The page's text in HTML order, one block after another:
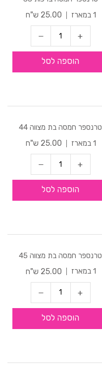
1 במארז
25.00 ש"ח
הוספה לסל
טרנספר חמסה בת מצווה 44
1 במארז
25.00 ש"ח
הוספה לסל
טרנספר חמסה בת מצווה 45
1 במארז
25.00 ש"ח
הוספה לסל